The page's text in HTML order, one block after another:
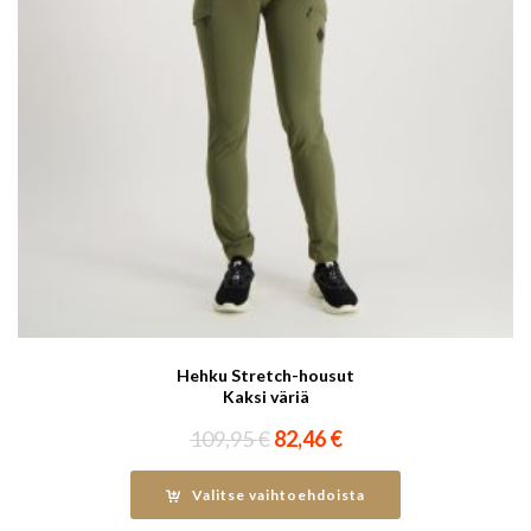
Hehku Stretch-housut
Kaksi väriä
109,95€ Alkuperäinen
oli:
109,95 €.
82,46€Nykyinen
on:
82,46 €.
Valitse vaihtoehdoista